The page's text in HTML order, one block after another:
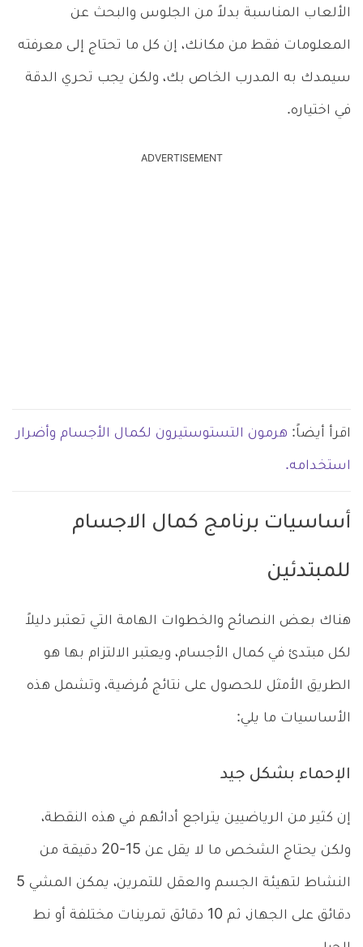
الألعاب المناسبة بدلاً من الجلوس والبحث عن
المعلومات فقط من مكانك، إن كل ما تحتاج إلى معرفته
سيمدك به المدرب الخاص بك، ولكن يجب تحري الدقة
في اختياره.
ADVERTISEMENT
اقرأ أيضاً: هرمون التستوستيرون لكمال الأجسام وأضرار
استخدامه.
أساسيات برنامج كمال الاجسام
للمبتدئين
هناك بعض النصائح والخطوات الهامة التي تعتبر دليلاً
لكل مبتدئ في كمال الأجسام، ويعتبر الالتزام بها هو
الطريق الأمثل للحصول على نتائج مُرضية، وتشمل هذه
الأساسيات ما يلي:
الإحماء بشكل جيد
إن كثير من الرياضيين يتراجع أدائهم في هذه النقطة،
ولكن يحتاج الشخص ما لا يقل عن 15-20 دقيقة من
النشاط لتهيئة الجسم والعقل للتمرين، يمكن المشي 5
دقائق على الجهاز، ثم 10 دقائق تمرينات مختلفة أو نط